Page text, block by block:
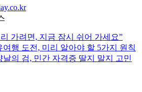
가려면, 지금 잠시 쉬어 가세요”
여행 도전, 미리 알아야 할 5가지 원칙
날의 검, 민간 자격증 딸지 말지 고민